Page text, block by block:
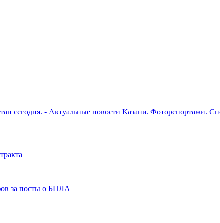
сегодня. - Актуальные новости Казани. Фоторепортажи.
за посты о БПЛА